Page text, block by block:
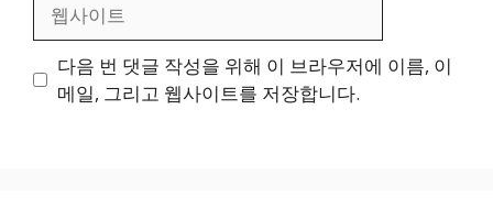
트
다음 번 댓글 작성을 위해 이 브라우저에 이름, 이
메일, 그리고 웹사이트를 저장합니다.